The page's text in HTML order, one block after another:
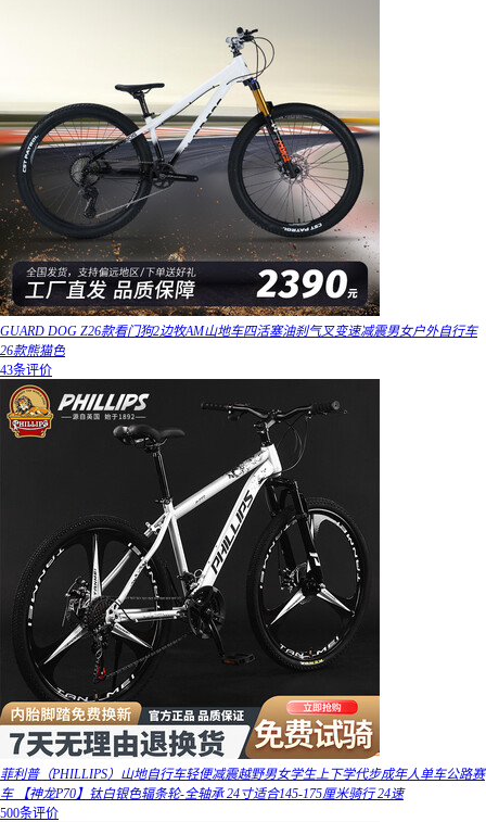
GUARD DOG Z26款看门狗2边牧AM山地车四活塞油刹气叉变速减震男女户外自行车
26款熊猫色
43条评价
菲利普（PHILLIPS）山地自行车轻便减震越野男女学生上下学代步成年人单车公路赛
车 【神龙P70】钛白银色辐条轮-全轴承 24寸适合145-175厘米骑行 24速
500条评价